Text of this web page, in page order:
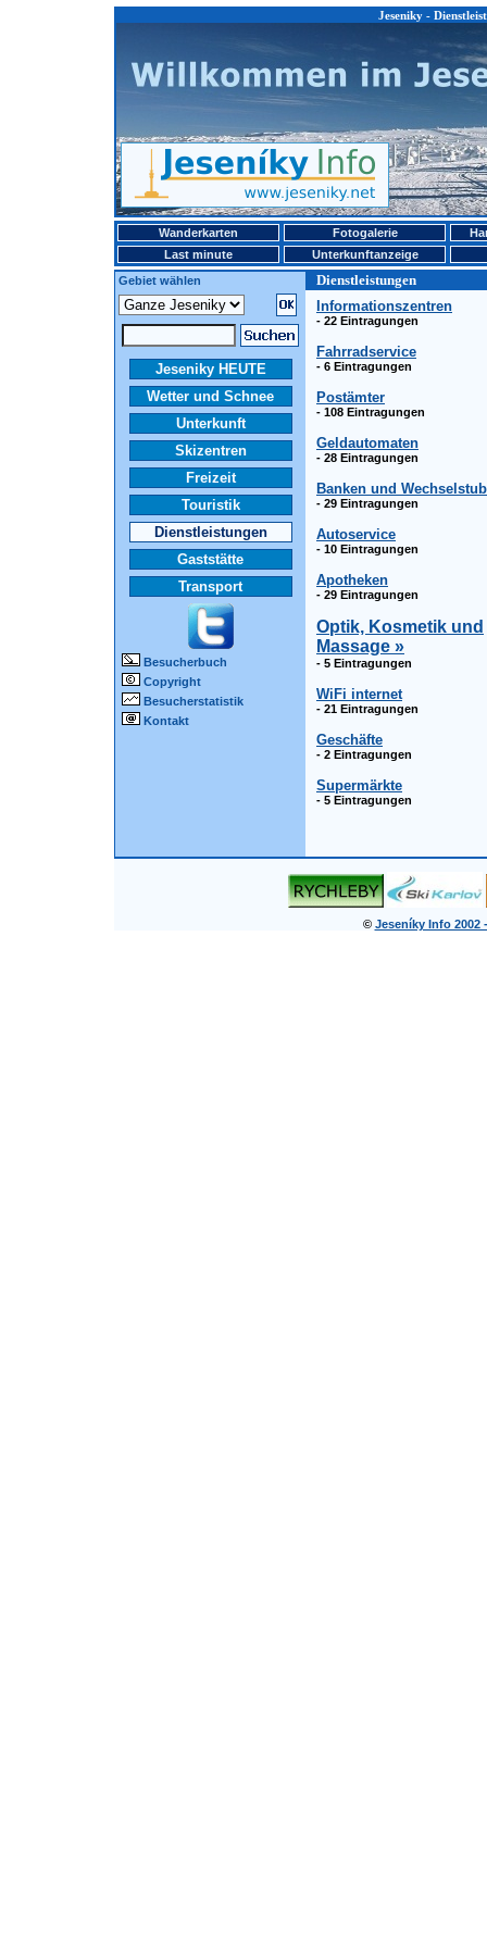
Jeseniky -
Wanderkarten Fotogalerie
Last minute
Unterkunftanzeige
Gebiet wählen
Dienstleistungen
Jeseniky HEUTE
Wetter und Schnee
Unterkunft
Skizentren
Freizeit
Touristik
Dienstleistungen
Gaststätte
Transport
Besucherbuch
Copyright
Besucherstatistik
Kontakt
Informationszentren
- 22 Eintragungen
Fahrradservice
- 6 Eintragungen
Postämter
- 108 Eintragungen
Geldautomaten
- 28 Eintragungen
Banken und
- 29 Eintragungen
Autoservice
- 10 Eintragungen
Apotheken
- 29 Eintragungen
Optik, Kosmetik und
Massage »
- 5 Eintragungen
WiFi internet
- 21 Eintragungen
Geschäfte
- 2 Eintragungen
Supermärkte
- 5 Eintragungen
© Jeseníky Info 2002